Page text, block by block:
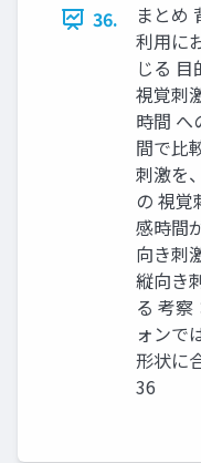
36.
まとめ
利用に
じる
視覚刺
時間 へ
間で比
刺激を
の 視
感時間
向き刺
縦向き
る 考察
ォンで
形状に
36